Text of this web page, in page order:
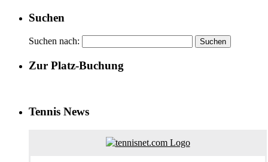
Suchen
Suchen nach:
Zur Platz-Buchung
Tennis News